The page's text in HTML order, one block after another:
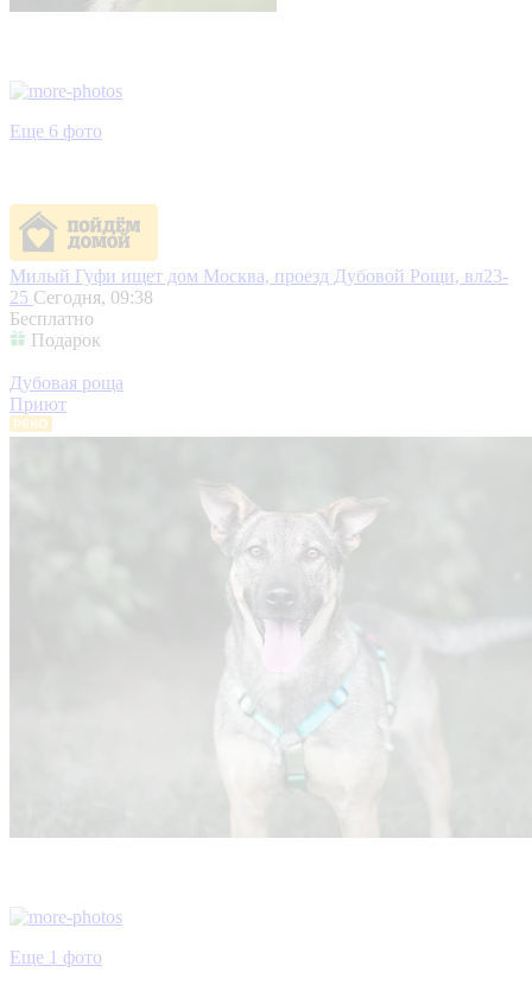
Еще 6 фото
Милый Гуфи ищет дом Москва, проезд Дубовой Рощи, вл23-
25 Сегодня, 09:38
Бесплатно
Подарок
Дубовая роща
Приют
Еще 1 фото